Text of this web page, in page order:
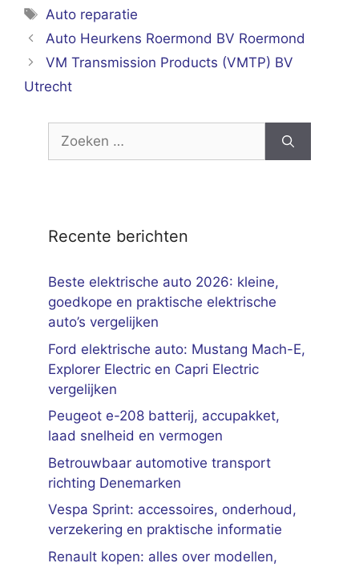
Tags
Auto reparatie
Auto Heurkens Roermond BV Roermond
VM Transmission Products (VMTP) BV
Utrecht
Zoek
Recente berichten
Beste elektrische auto 2026: kleine,
goedkope en praktische elektrische
auto’s vergelijken
Ford elektrische auto: Mustang Mach-E,
Explorer Electric en Capri Electric
vergelijken
Peugeot e-208 batterij, accupakket,
laad snelheid en vermogen
Betrouwbaar automotive transport
richting Denemarken
Vespa Sprint: accessoires, onderhoud,
verzekering en praktische informatie
Renault kopen: alles over modellen,